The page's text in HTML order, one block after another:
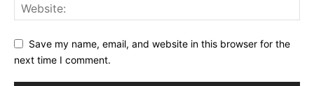
Save my name, email, and website in this browser for the
next time I comment.